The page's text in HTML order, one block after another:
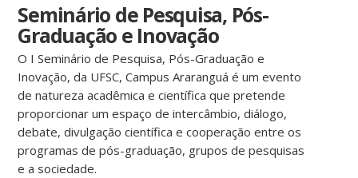
Seminário de Pesquisa, Pós-
Graduação e Inovação
O I Seminário de Pesquisa, Pós-Graduação e
Inovação, da UFSC, Campus Araranguá é um evento
de natureza acadêmica e científica que pretende
proporcionar um espaço de intercâmbio, diálogo,
debate, divulgação científica e cooperação entre os
programas de pós-graduação, grupos de pesquisas
e a sociedade.